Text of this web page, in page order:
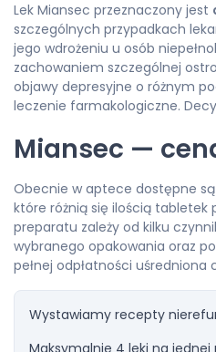
Lek Miansec przeznaczony jest
szczególnych przypadkach
jego wdrożeniu u osób
zachowaniem szczególnej
objawy depresyjne o różnym
leczenie farmakologiczne.
Miansec —
Obecnie w aptece dostępne
które różnią się ilością tabletek
preparatu zależy od kilku
wybranego opakowania oraz
pełnej odpłatności uśredniona
Wystawiamy recepty